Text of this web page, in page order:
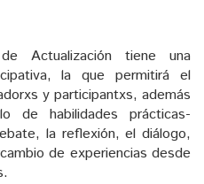
Actualización tiene una
la que permitirá el
y participantxs, además
de habilidades prácticas-
la reflexión, el diálogo,
de experiencias desde